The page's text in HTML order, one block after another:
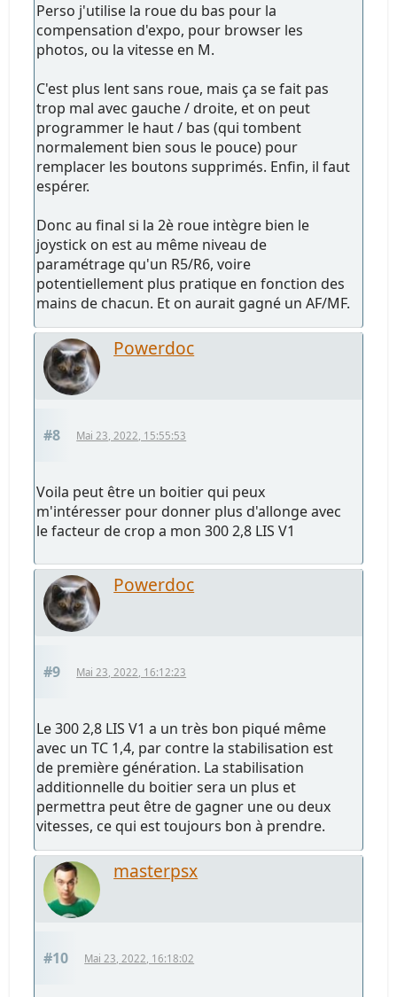
Perso j'utilise la roue du bas pour la
compensation d'expo, pour browser les
photos, ou la vitesse en M.
C'est plus lent sans roue, mais ça se fait pas
trop mal avec gauche / droite, et on peut
programmer le haut / bas (qui tombent
normalement bien sous le pouce) pour
remplacer les boutons supprimés. Enfin, il faut
espérer.
Donc au final si la 2è roue intègre bien le
joystick on est au même niveau de
paramétrage qu'un R5/R6, voire
potentiellement plus pratique en fonction des
mains de chacun. Et on aurait gagné un AF/MF.
Powerdoc
#8 Mai 23, 2022, 15:55:53
Voila peut être un boitier qui peux
m'intéresser pour donner plus d'allonge avec
le facteur de crop a mon 300 2,8 LIS V1
Powerdoc
#9 Mai 23, 2022, 16:12:23
Le 300 2,8 LIS V1 a un très bon piqué même
avec un TC 1,4, par contre la stabilisation est
de première génération. La stabilisation
additionnelle du boitier sera un plus et
permettra peut être de gagner une ou deux
vitesses, ce qui est toujours bon à prendre.
masterpsx
#10 Mai 23, 2022, 16:18:02